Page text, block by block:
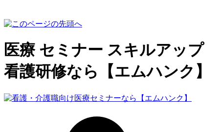
医療 セミナー スキルアップ
看護研修なら【エムハンク】